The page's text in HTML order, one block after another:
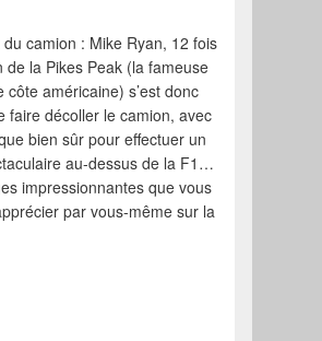
du camion : Mike Ryan, 12 fois
de la Pikes Peak (la fameuse
côte américaine) s’est donc
faire décoller le camion, avec
bien sûr pour effectuer un
au-dessus de la F1…
impressionnantes que vous
par vous-même sur la